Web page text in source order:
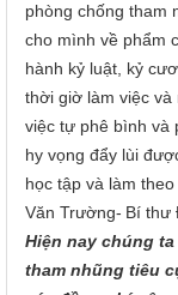
phòng chống tham
cho mình về phẩm
hành kỷ luật, kỷ
thời giờ làm việc
việc tự phê bình
hy vọng đẩy lùi
học tập và làm
Văn Trường- Bí thư
Hiện nay chúng
tham nhũng tiêu